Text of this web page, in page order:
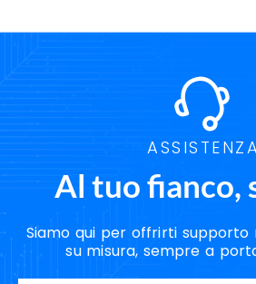
ASSISTENZA
Al tuo fianco,
Siamo qui per offrirti supporto
su misura, sempre a